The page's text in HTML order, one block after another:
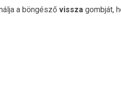
a böngésző vissza gombját,